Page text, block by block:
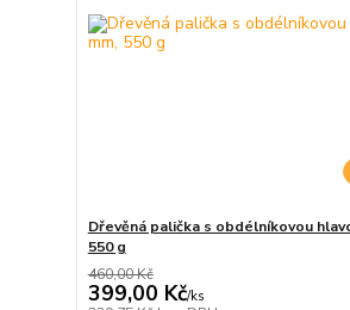
Dřevěná palička s obdélníkovou
550 g
460,00 Kč
399,00 Kč/ks